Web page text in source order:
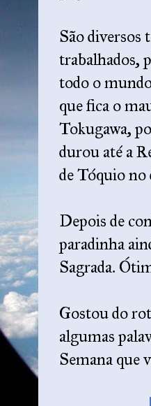
São diversos
trabalhados,
todo o
que fica o
Tokugawa,
durou até a
de Tóquio no
Depois de
paradinha
Sagrada.
Gostou do
algumas
Semana que